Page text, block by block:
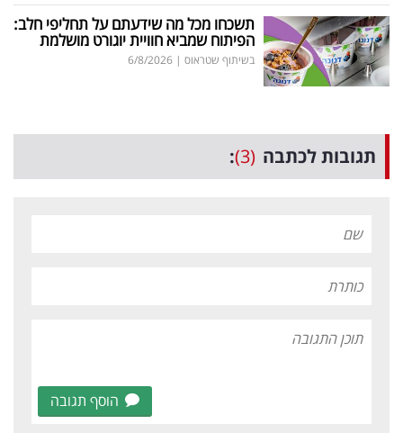
תשכחו מכל מה שידעתם על תחליפי חלב:
הפיתוח שמביא חוויית יוגורט מושלמת
בשיתוף שטראוס |
6/8/2026
תגובות לכתבה (3)
:
הוסף תגובה